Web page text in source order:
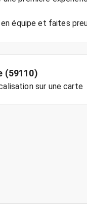
équipe et faites
(59110)
sur une carte